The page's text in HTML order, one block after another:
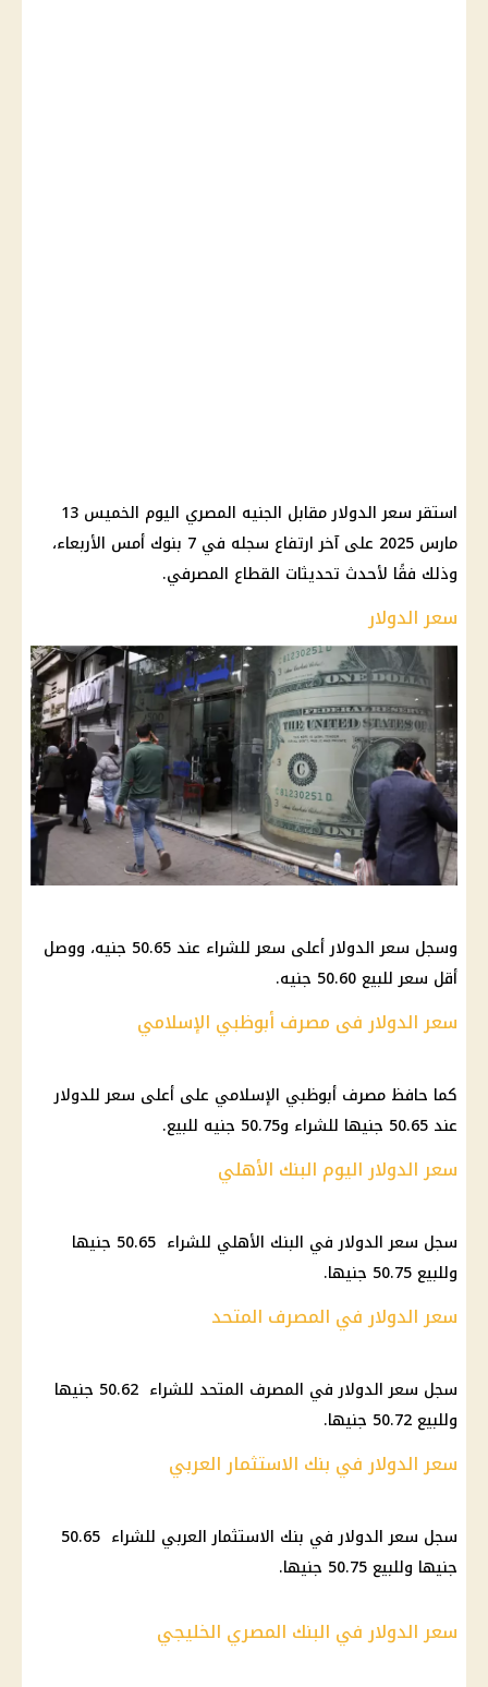
استقر سعر الدولار مقابل الجنيه المصري اليوم الخميس 13
مارس 2025 على آخر ارتفاع سجله في 7 بنوك أمس الأربعاء،
وذلك فقًا لأحدث تحديثات القطاع المصرفي.
سعر الدولار
وسجل سعر الدولار أعلى سعر للشراء عند 50.65 جنيه، ووصل
أقل سعر للبيع 50.60 جنيه.
سعر الدولار فى مصرف أبوظبي الإسلامي
كما حافظ مصرف أبوظبي الإسلامي على أعلى سعر للدولار
عند 50.65 جنيها للشراء و50.75 جنيه للبيع.
سعر الدولار اليوم البنك الأهلي
سجل سعر الدولار في البنك الأهلي للشراء 50.65 جنيها
وللبيع 50.75 جنيها.
سعر الدولار في المصرف المتحد
سجل سعر الدولار في المصرف المتحد للشراء 50.62 جنيها
وللبيع 50.72 جنيها.
سعر الدولار في بنك الاستثمار العربي
سجل سعر الدولار في بنك الاستثمار العربي للشراء 50.65
جنيها وللبيع 50.75 جنيها.
سعر الدولار في البنك المصري الخليجي